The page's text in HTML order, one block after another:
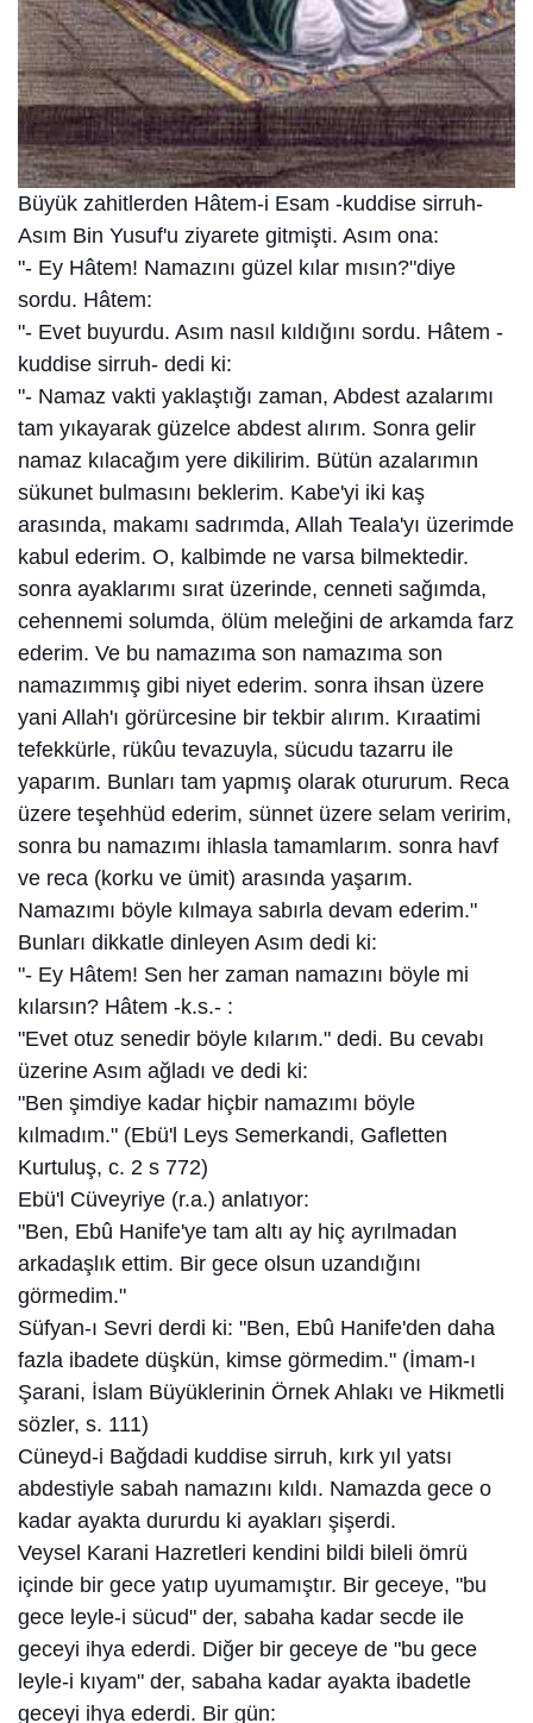
Büyük zahitlerden Hâtem-i Esam -kuddise sirruh-
Asım Bin Yusuf'u ziyarete gitmişti. Asım ona:
"- Ey Hâtem! Namazını güzel kılar mısın?"diye
sordu. Hâtem:
"- Evet buyurdu. Asım nasıl kıldığını sordu. Hâtem -
kuddise sirruh- dedi ki:
"- Namaz vakti yaklaştığı zaman, Abdest azalarımı
tam yıkayarak güzelce abdest alırım. Sonra gelir
namaz kılacağım yere dikilirim. Bütün azalarımın
sükunet bulmasını beklerim. Kabe'yi iki kaş
arasında, makamı sadrımda, Allah Teala'yı üzerimde
kabul ederim. O, kalbimde ne varsa bilmektedir.
sonra ayaklarımı sırat üzerinde, cenneti sağımda,
cehennemi solumda, ölüm meleğini de arkamda farz
ederim. Ve bu namazıma son namazıma son
namazımmış gibi niyet ederim. sonra ihsan üzere
yani Allah'ı görürcesine bir tekbir alırım. Kıraatimi
tefekkürle, rükûu tevazuyla, sücudu tazarru ile
yaparım. Bunları tam yapmış olarak otururum. Reca
üzere teşehhüd ederim, sünnet üzere selam veririm,
sonra bu namazımı ihlasla tamamlarım. sonra havf
ve reca (korku ve ümit) arasında yaşarım.
Namazımı böyle kılmaya sabırla devam ederim."
Bunları dikkatle dinleyen Asım dedi ki:
"- Ey Hâtem! Sen her zaman namazını böyle mi
kılarsın? Hâtem -k.s.- :
"Evet otuz senedir böyle kılarım." dedi. Bu cevabı
üzerine Asım ağladı ve dedi ki:
"Ben şimdiye kadar hiçbir namazımı böyle
kılmadım." (Ebü'l Leys Semerkandi, Gafletten
Kurtuluş, c. 2 s 772)
Ebü'l Cüveyriye (r.a.) anlatıyor:
"Ben, Ebû Hanife'ye tam altı ay hiç ayrılmadan
arkadaşlık ettim. Bir gece olsun uzandığını
görmedim."
Süfyan-ı Sevri derdi ki: "Ben, Ebû Hanife'den daha
fazla ibadete düşkün, kimse görmedim." (İmam-ı
Şarani, İslam Büyüklerinin Örnek Ahlakı ve Hikmetli
sözler, s. 111)
Cüneyd-i Bağdadi kuddise sirruh, kırk yıl yatsı
abdestiyle sabah namazını kıldı. Namazda gece o
kadar ayakta dururdu ki ayakları şişerdi.
Veysel Karani Hazretleri kendini bildi bileli ömrü
içinde bir gece yatıp uyumamıştır. Bir geceye, "bu
gece leyle-i sücud" der, sabaha kadar secde ile
geceyi ihya ederdi. Diğer bir geceye de "bu gece
leyle-i kıyam" der, sabaha kadar ayakta ibadetle
geceyi ihya ederdi. Bir gün: